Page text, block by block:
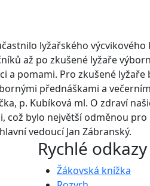
lyžařského
až po zkušené lyžaře
pomami. Pro zkušené
přednáškami a
p. Kubíková ml. O zdraví
což bylo největší odměnou
vedoucí Jan Zábranský.
Rychlé odkazy
Žákovská knížka